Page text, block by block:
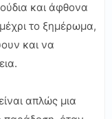
και άφθονα
το ξημέρωμα,
και να
απλώς μια